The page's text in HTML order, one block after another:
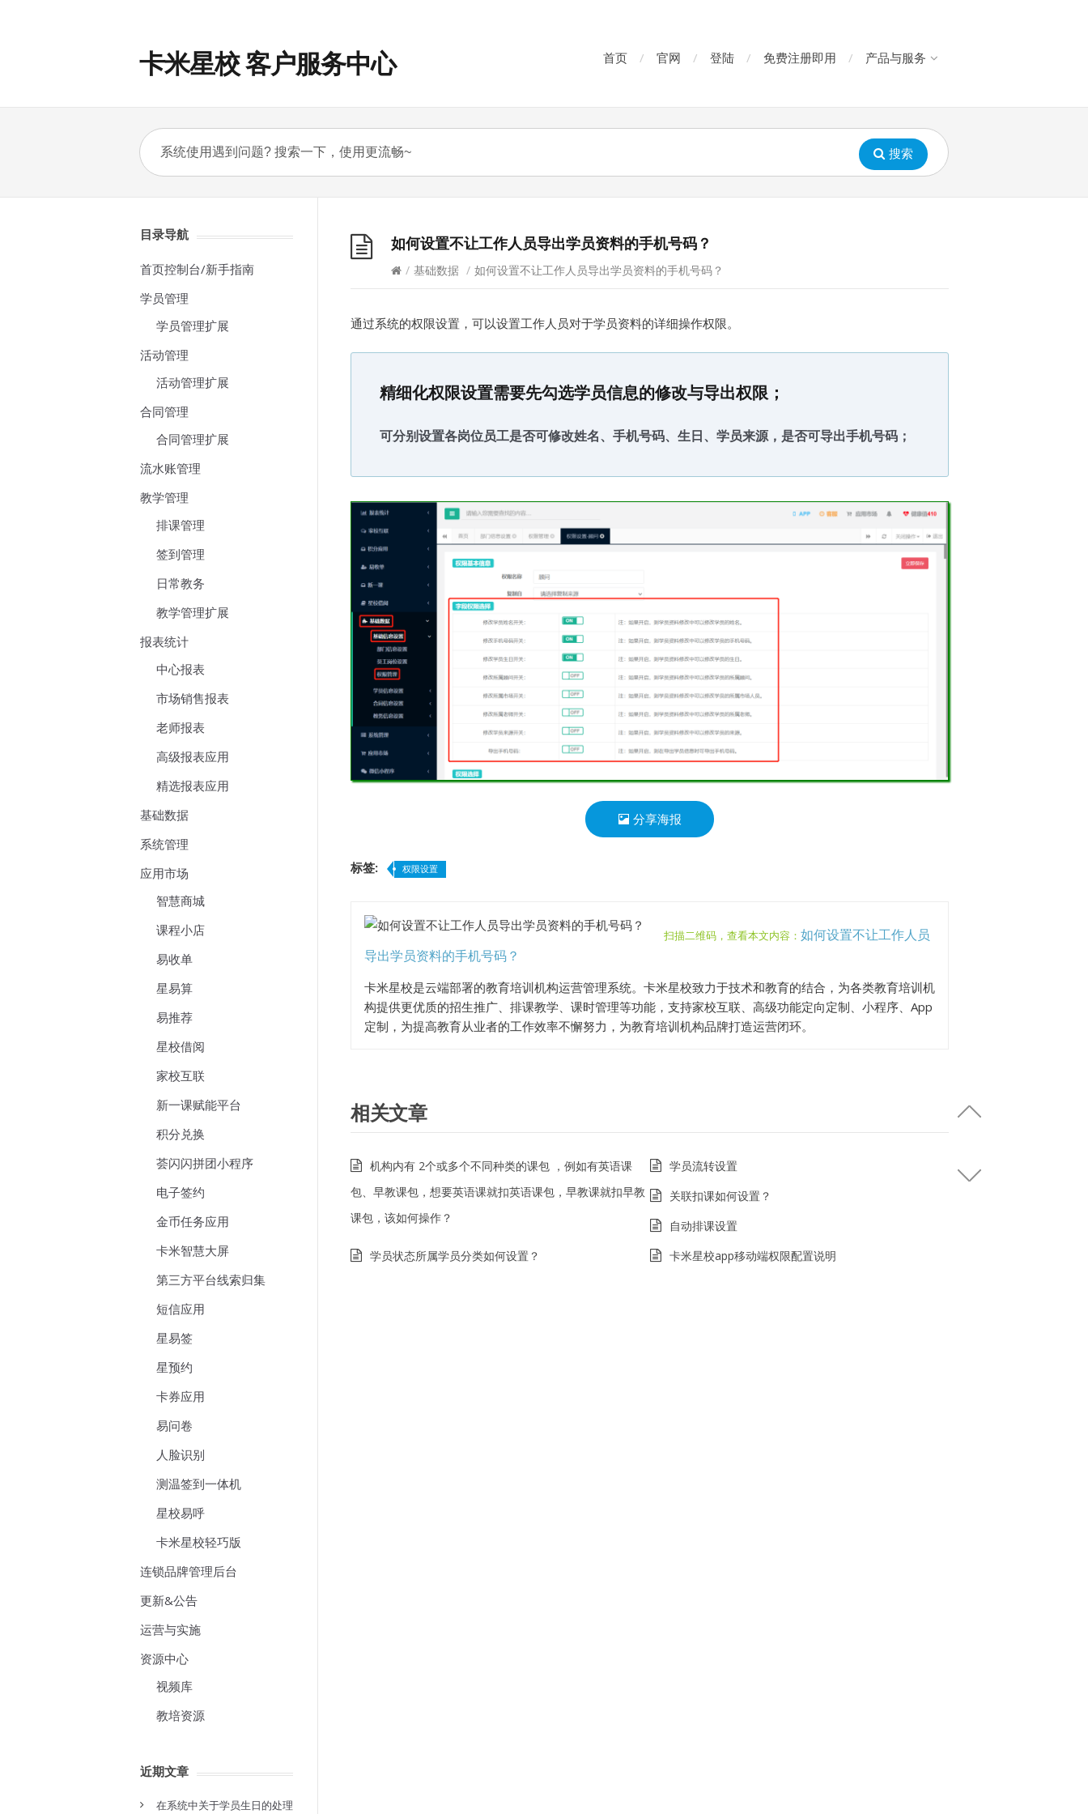
卡米星校 客户服务中心 首页 官网 登陆 免费注册即用 产品与服务
搜索
目录导航
首页控制台/新手指南
学员管理
学员管理扩展
活动管理
活动管理扩展
合同管理
合同管理扩展
流水账管理
教学管理
排课管理
签到管理
日常教务
教学管理扩展
报表统计
中心报表
市场销售报表
老师报表
高级报表应用
精选报表应用
基础数据
系统管理
应用市场
智慧商城
课程小店
易收单
星易算
易推荐
星校借阅
家校互联
新一课赋能平台
积分兑换
荟闪闪拼团小程序
电子签约
金币任务应用
卡米智慧大屏
第三方平台线索归集
短信应用
星易签
星预约
卡券应用
易问卷
人脸识别
测温签到一体机
星校易呼
卡米星校轻巧版
连锁品牌管理后台
更新&公告
运营与实施
资源中心
视频库
教培资源
近期文章
在系统中关于学员生日的处理
如何设置不让工作人员导出学员资料的手机号码？
/ 基础数据 / 如何设置不让工作人员导出学员资料的手机号码？
通过系统的权限设置，可以设置工作人员对于学员资料的详细操作权限。
精细化权限设置需要先勾选学员信息的修改与导出权限；
可分别设置各岗位员工是否可修改姓名、手机号码、生日、学员来源，是否可导出手机号码；
分享海报
标签: 权限设置
扫描二维码，查看本文内容： 如何设置不让工作人员
导出学员资料的手机号码？
卡米星校是云端部署的教育培训机构运营管理系统。卡米星校致力于技术和教育的结合，为各类教育培训机
构提供更优质的招生推广、排课教学、课时管理等功能，支持家校互联、高级功能定向定制、小程序、App
定制，为提高教育从业者的工作效率不懈努力，为教育培训机构品牌打造运营闭环。
相关文章
机构内有 2个或多个不同种类的课包 ，例如有英语课
包、早教课包，想要英语课就扣英语课包，早教课就扣早教
课包，该如何操作？
学员流转设置
关联扣课如何设置？
自动排课设置
学员状态所属学员分类如何设置？
卡米星校app移动端权限配置说明